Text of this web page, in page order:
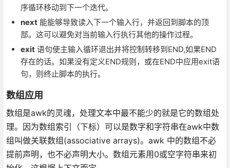
序循环移动到下一个迭代。
next能能够导致读入下一个输入行，并返回到脚本的顶
部。这可以避免对当前输入行执行其他的操作过程。
exit语句使主输入循环退出并将控制转移到END,如果END
存在的话。如果没有定义END规则，或在END中应用exit语
句，则终止脚本的执行。
数组应用
数组是awk的灵魂，处理文本中最不能少的就是它的数组处
理。因为数组索引（下标）可以是数字和字符串在awk中数
组叫做关联数组(associative arrays)。awk 中的数组不必
提前声明，也不必声明大小。数组元素用0或空字符串来初